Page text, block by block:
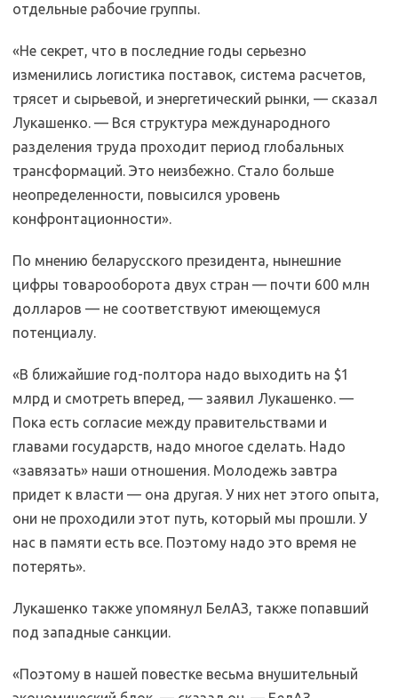
отдельные рабочие группы.
«Не секрет, что в последние годы серьезно
изменились логистика поставок, система расчетов,
трясет и сырьевой, и энергетический рынки, — сказал
Лукашенко. — Вся структура международного
разделения труда проходит период глобальных
трансформаций. Это неизбежно. Стало больше
неопределенности, повысился уровень
конфронтационности».
По мнению беларусского президента, нынешние
цифры товарооборота двух стран — почти 600 млн
долларов — не соответствуют имеющемуся
потенциалу.
«В ближайшие год-полтора надо выходить на $1
млрд и смотреть вперед, — заявил Лукашенко. —
Пока есть согласие между правительствами и
главами государств, надо многое сделать. Надо
«завязать» наши отношения. Молодежь завтра
придет к власти — она другая. У них нет этого опыта,
они не проходили этот путь, который мы прошли. У
нас в памяти есть все. Поэтому надо это время не
потерять».
Лукашенко также упомянул БелАЗ, также попавший
под западные санкции.
«Поэтому в нашей повестке весьма внушительный